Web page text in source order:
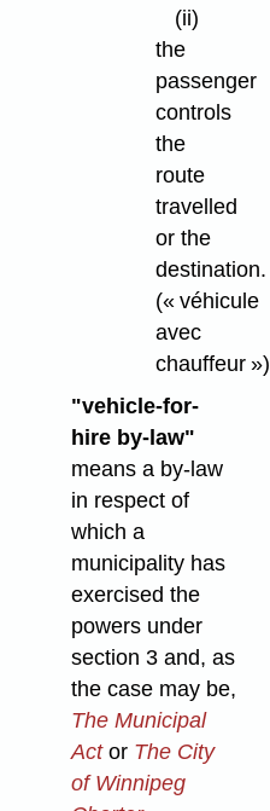
(ii)
the
passenger
controls
the
route
travelled
or the
destination.
(« véhicule
avec
chauffeur »)
"vehicle-for-
hire by-law"
means a by-law
in respect of
which a
municipality has
exercised the
powers under
section 3 and, as
the case may be,
The Municipal
Actor The City
of Winnipeg